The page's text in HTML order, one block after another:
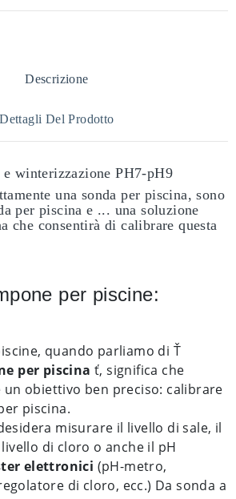
Descrizione
Dettagli Del Prodotto
winterizzazione PH7-pH9
una sonda per piscina, sono
per piscina e ... una soluzione
che consentirà di calibrare questa
per piscine:
quando parliamo di Ť
per piscina ť, significa che
obiettivo ben preciso: calibrare
piscina.
misurare il livello di sale, il
di cloro o anche il pH
elettronici (pH-metro,
di cloro, ecc.) Da sonda a